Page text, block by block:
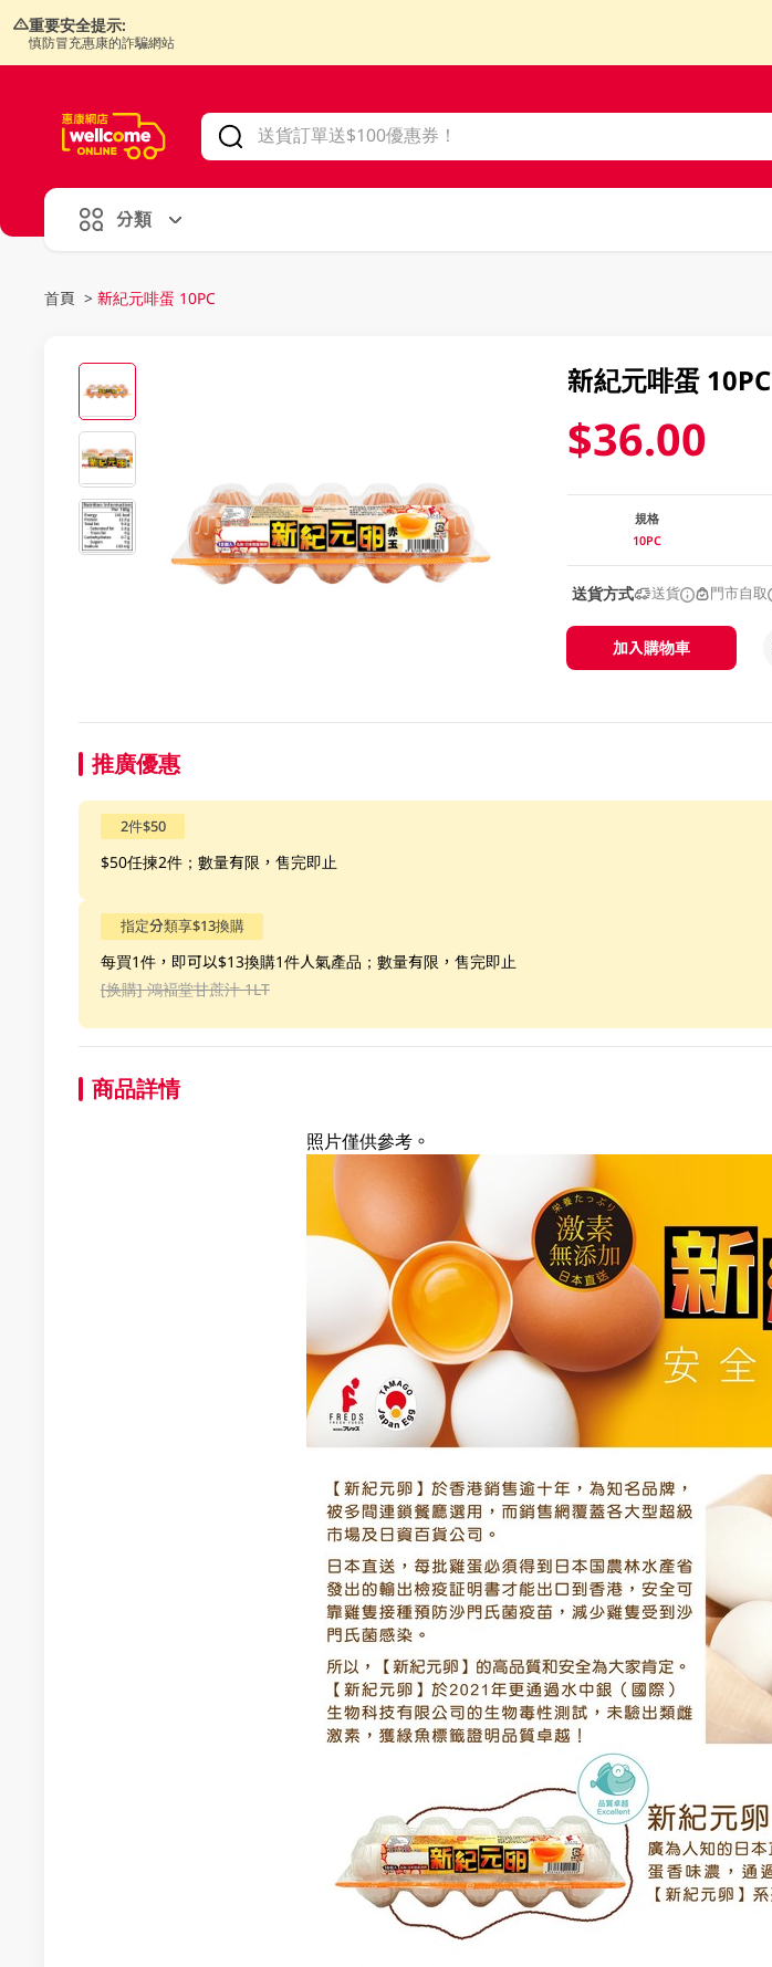
重要安全提示:
慎防冒充惠康的詐騙網站
分類
首頁 > 新紀元啡蛋 10PC
新紀元啡蛋 10PC
$36.00
規格
10PC
送貨方式 送貨 門市自取
加入購物車
推廣優惠
2件$50
$50任揀2件；數量有限，售完即止
指定分類享$13換購
每買1件，即可以$13換購1件人氣產品；數量有限，售完即止
[换購] 鴻褔堂甘蔗汁 1LT
商品詳情
照片僅供參考。